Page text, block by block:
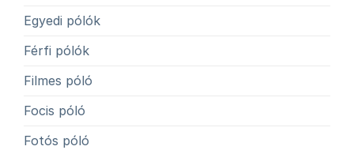
Egyedi pólók
Férfi pólók
Filmes póló
Focis póló
Fotós póló